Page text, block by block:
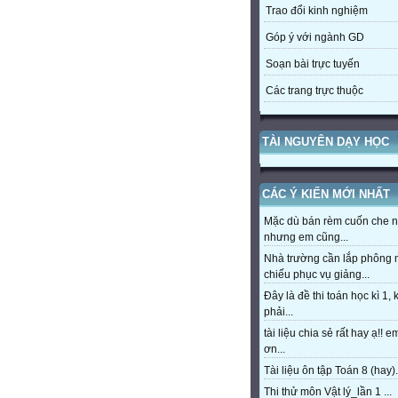
Trao đổi kinh nghiệm
Góp ý với ngành GD
Soạn bài trực tuyến
Các trang trực thuộc
TÀI NGUYÊN DẠY HỌC
CÁC Ý KIẾN MỚI NHẤT
Mặc dù bán rèm cuốn che
nhưng em cũng...
Nhà trường cần lắp phông
chiếu phục vụ giảng...
Đây là đề thi toán học kì 1,
phải...
tài liệu chia sẻ rất hay ạ!!
ơn...
Tài liệu ôn tập Toán 8
Thi thử môn Vật lý_lần 1 ...